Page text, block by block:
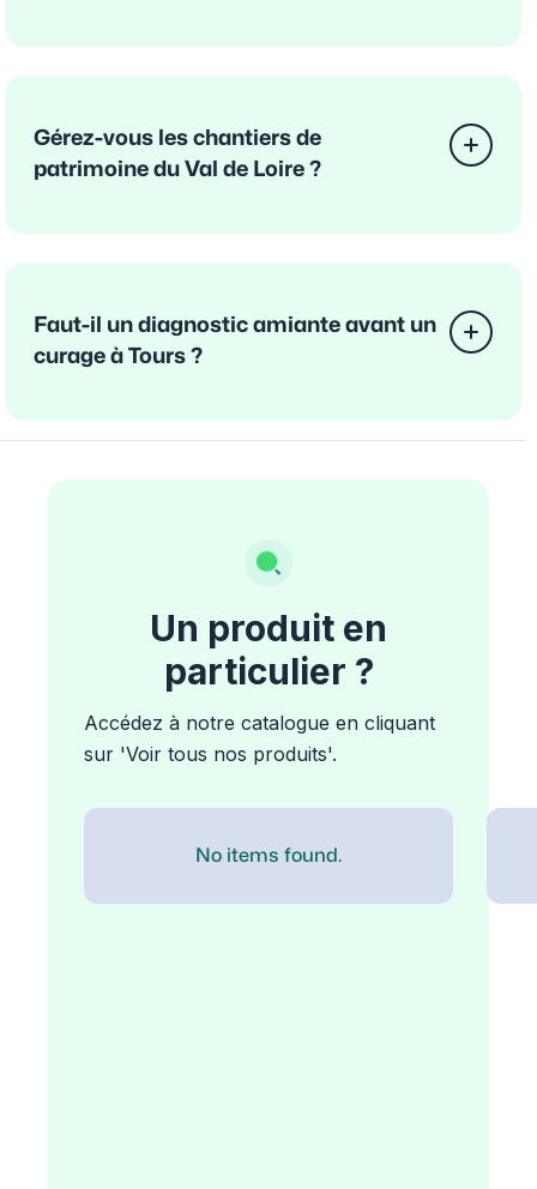
Gérez-vous les chantiers de
patrimoine du Val de Loire ?
Faut-il un diagnostic amiante avant un
curage à Tours ?
Un produit en
particulier ?
Accédez à notre catalogue en cliquant
sur 'Voir tous nos produits'.
No items found.